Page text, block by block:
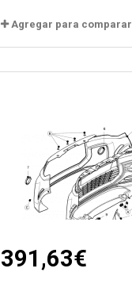
Agregar para comparar
391,63€